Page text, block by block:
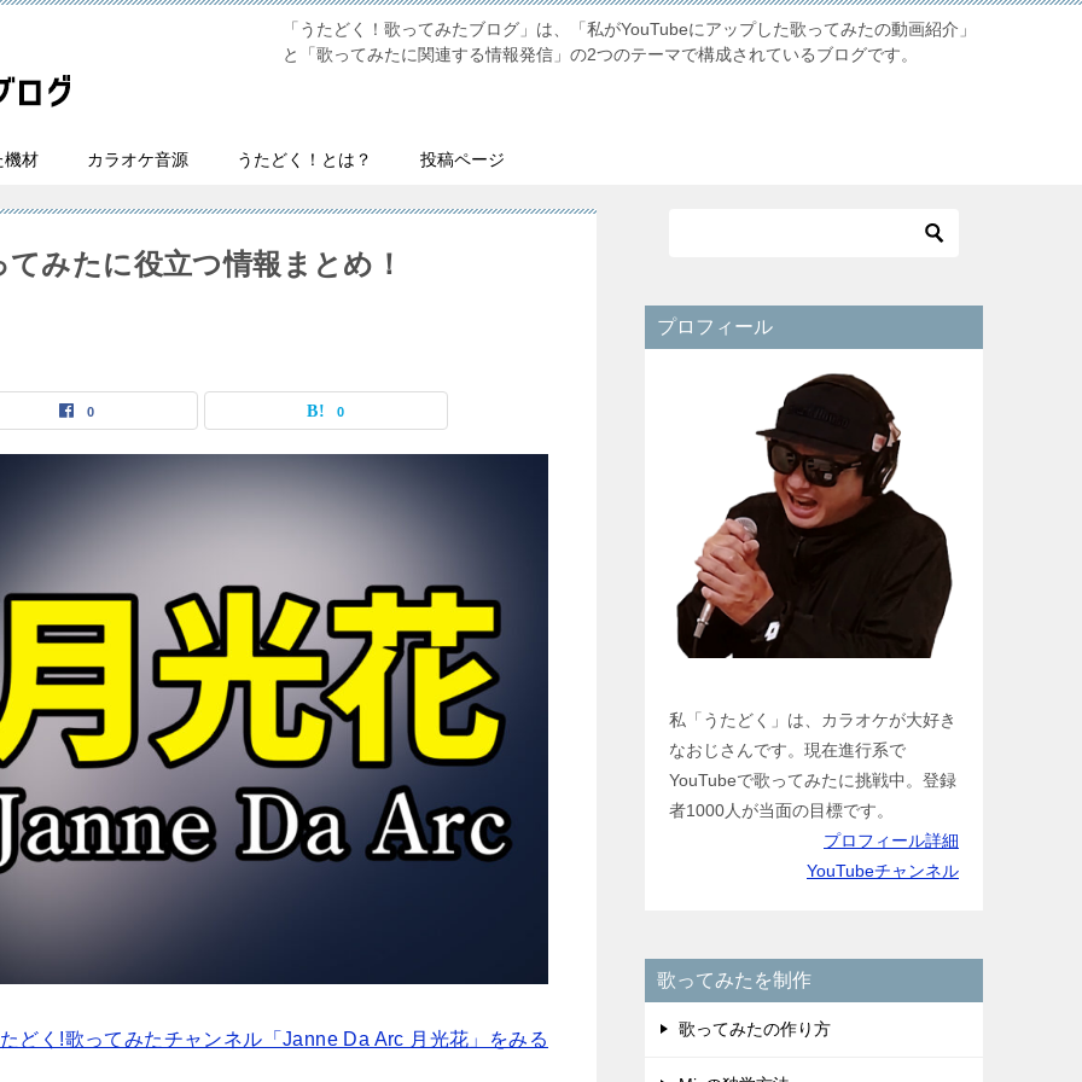
「うたどく！歌ってみたブログ」は、「私がYouTubeにアップした歌ってみたの動画紹介」
と「歌ってみたに関連する情報発信」の2つのテーマで構成されているブログです。
機材 カラオケ音源 うたどく！とは？ 投稿ページ
みたに役立つ情報まとめ！
0 0
どく!歌ってみたチャンネル「Janne Da Arc 月光花」をみる
プロフィール
私「うたどく」は、カラオケが大好き
なおじさんです。現在進行系で
YouTubeで歌ってみたに挑戦中。登録
者1000人が当面の目標です。
プロフィール詳細
YouTubeチャンネル
歌ってみたを制作
歌ってみたの作り方